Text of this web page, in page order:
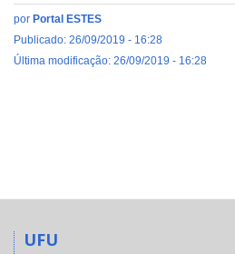
por Portal ESTES
Publicado: 26/09/2019 - 16:28
Última modificação: 26/09/2019 - 16:28
UFU